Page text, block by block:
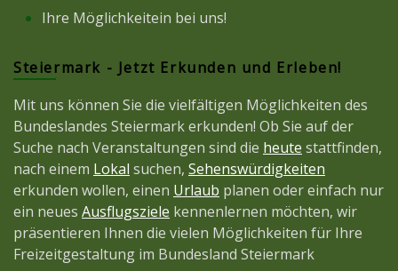
Ihre Möglichkeitein bei uns!
Steiermark - Jetzt Erkunden und Erleben!
Mit uns können Sie die vielfältigen Möglichkeiten des
Bundeslandes Steiermark erkunden! Ob Sie auf der
Suche nach Veranstaltungen sind die heute stattfinden,
nach einem Lokal suchen, Sehenswürdigkeiten
erkunden wollen, einen Urlaub planen oder einfach nur
ein neues Ausflugsziele kennenlernen möchten, wir
präsentieren Ihnen die vielen Möglichkeiten für Ihre
Freizeitgestaltung im Bundesland Steiermark